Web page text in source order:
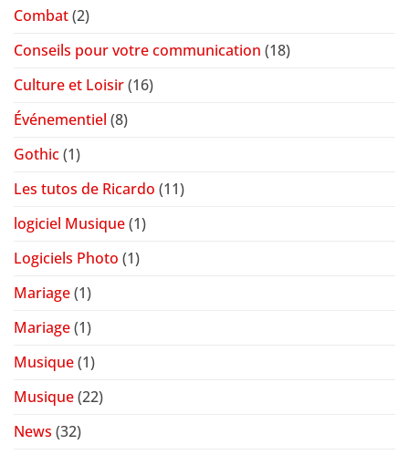
Combat(2)
Conseils pour votre communication (18)
Culture et Loisir(16)
Événementiel (8)
Gothic(1)
Les tutos de Ricardo (11)
logiciel Musique(1)
Logiciels Photo (1)
Mariage(1)
Mariage(1)
Musique(1)
Musique(22)
News (32)